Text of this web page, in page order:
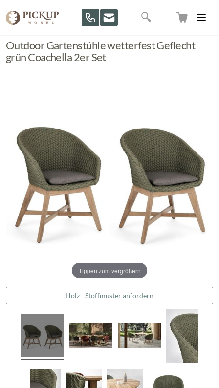
Suche
Outdoor Gartenstühle wetterfest Geflecht
grün Coachella 2er Set
Tippen zum vergrößern
Holz - Stoffmuster anfordern